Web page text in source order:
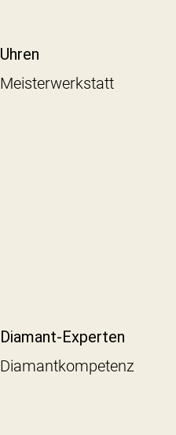
Uhren
Meisterwerkstatt
Diamant-Experten
Diamantkompetenz